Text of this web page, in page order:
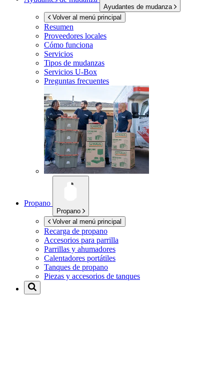
Ayudantes de mudanza
Volver al menú principal
Resumen
Proveedores locales
Cómo funciona
Servicios
Tipos de mudanzas
Servicios U-Box
Preguntas frecuentes
Propano
Propano
Volver al menú principal
Recarga de propano
Accesorios para parrilla
Parrillas y ahumadores
Calentadores portátiles
Tanques de propano
Piezas y accesorios de tanques